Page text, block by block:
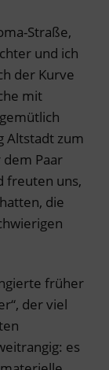
Straße,
und ich
der Kurve
mit
Altstadt zum
dem Paar
freuten uns,
die
früher
der viel
es